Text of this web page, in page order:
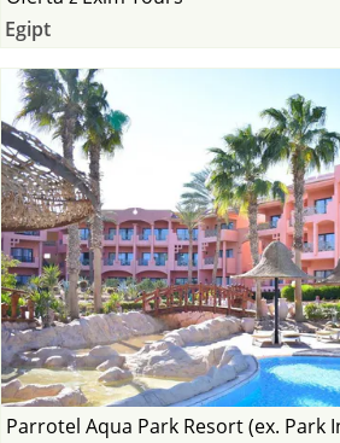
Egipt
Parrotel Aqua Park Resort (ex. Park